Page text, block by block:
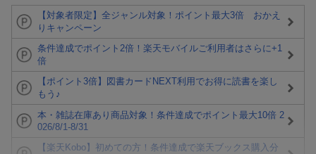
【対象者限定】全ジャンル対象！ポイント最大3倍 おかえ
りキャンペーン
条件達成でポイント2倍！楽天モバイルご利用者はさらに+1
倍
【ポイント3倍】図書カードNEXT利用でお得に読書を楽し
もう♪
本・雑誌在庫あり商品対象！条件達成でポイント最大10倍 2
026/8/1-8/31
【楽天Kobo】初めての方！条件達成で楽天ブックス購入分